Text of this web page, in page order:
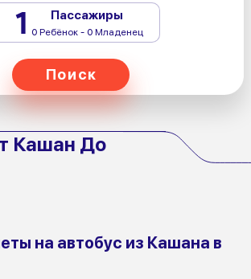
1 Пассажиры
0 Ребёнок - 0 Младенец
Поиск
Кашан До
на автобус из Кашана в